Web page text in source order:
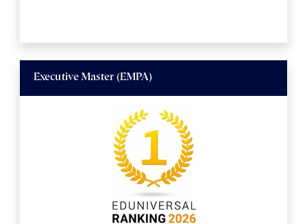
Executive Master (EMPA)